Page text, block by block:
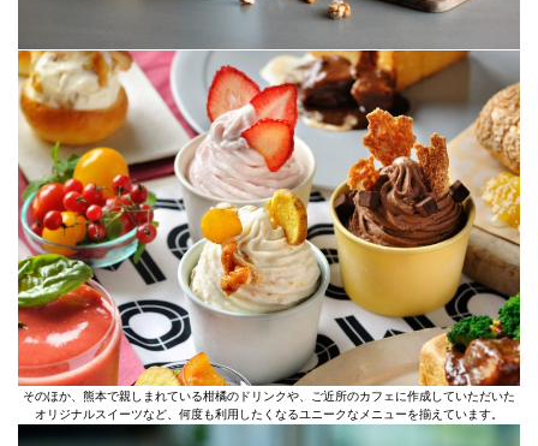
そのほか、熊本で親しまれている柑橘のドリンクや、ご近所のカフェに作成していただいた
オリジナルスイーツなど、何度も利用したくなるユニークなメニューを揃えています。